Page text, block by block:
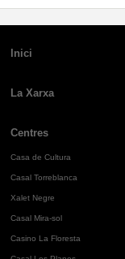
Inici
La Xarxa
Centres
Casa de Cultura
Casal Torreblanca
Xalet Negre
Casal Mira-sol
Casino La Floresta